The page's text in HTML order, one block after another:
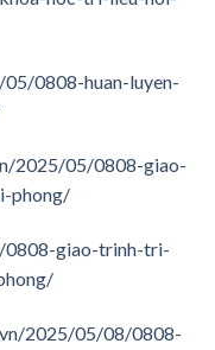
0808-huan-luyen-
2025/05/0808-giao-
phong/
0808-giao-trinh-tri-
2025/05/08/0808-